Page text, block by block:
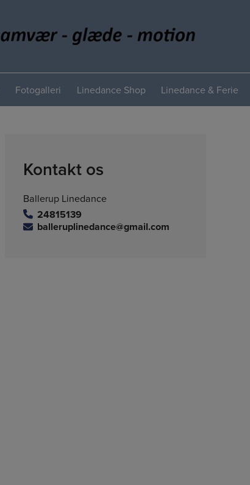
Fotogalleri Linedance Shop Linedance & Ferie
Kontakt os
Ballerup Linedance
24815139
balleruplinedance@gmail.com